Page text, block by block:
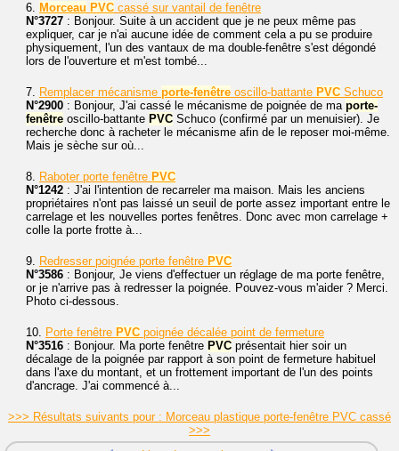
6. Morceau PVC cassé sur vantail de fenêtre
N°3727 : Bonjour. Suite à un accident que je ne peux même pas
expliquer, car je n'ai aucune idée de comment cela a pu se produire
physiquement, l'un des vantaux de ma double-fenêtre s'est dégondé
lors de l'ouverture et m'est tombé...
7. Remplacer mécanisme porte-fenêtre oscillo-battante PVC Schuco
N°2900 : Bonjour, J'ai cassé le mécanisme de poignée de ma porte-
fenêtre oscillo-battante PVC Schuco (confirmé par un menuisier). Je
recherche donc à racheter le mécanisme afin de le reposer moi-même.
Mais je sèche sur où...
8. Raboter porte fenêtre PVC
N°1242 : J'ai l'intention de recarreler ma maison. Mais les anciens
propriétaires n'ont pas laissé un seuil de porte assez important entre le
carrelage et les nouvelles portes fenêtres. Donc avec mon carrelage +
colle la porte frotte à...
9. Redresser poignée porte fenêtre PVC
N°3586 : Bonjour, Je viens d'effectuer un réglage de ma porte fenêtre,
or je n'arrive pas à redresser la poignée. Pouvez-vous m'aider ? Merci.
Photo ci-dessous.
10. Porte fenêtre PVC poignée décalée point de fermeture
N°3516 : Bonjour. Ma porte fenêtre PVC présentait hier soir un
décalage de la poignée par rapport à son point de fermeture habituel
dans l'axe du montant, et un frottement important de l'un des points
d'ancrage. J'ai commencé à...
>>> Résultats suivants pour : Morceau plastique porte-fenêtre PVC cassé
>>>